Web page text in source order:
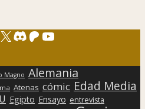
Discord
Patreon
YouTube
Magno Alemania
Atenas cómic Edad Media
Egipto Ensayo entrevista